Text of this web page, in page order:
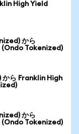
High Yield
から
Tokenized)
ら Franklin High
から
Tokenized)